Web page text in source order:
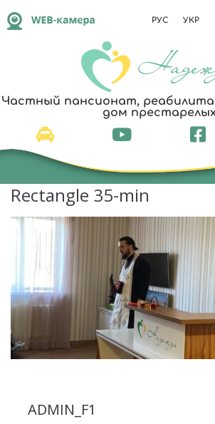
РУС УКР
Частный пансионат,
дом
Rectangle 35-min
ADMIN_F1